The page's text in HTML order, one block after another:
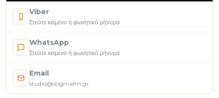
Viber
Στείλτε κείμενο ή φωνητικό μήνυμα
WhatsApp
Στείλτε κείμενο ή φωνητικό μήνυμα
Email
studio@stigmafm.gr